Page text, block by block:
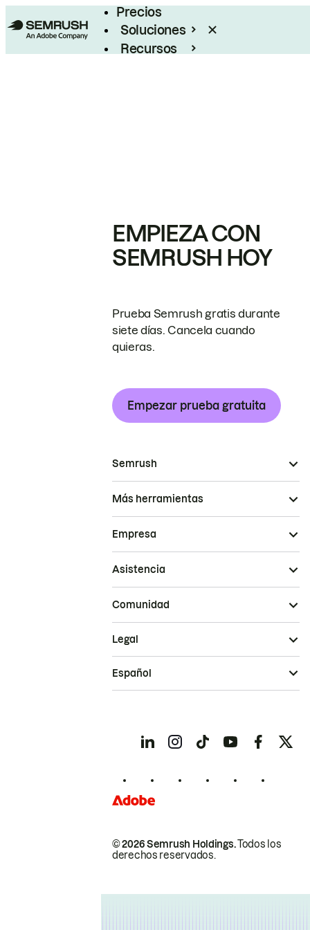
Precios
Soluciones
Recursos
EMPIEZA CON
SEMRUSH HOY
Prueba Semrush gratis durante
siete días. Cancela cuando
quieras.
Empezar prueba gratuita
Semrush
Más herramientas
Empresa
Asistencia
Comunidad
© 2026 Semrush Holdings.Todos los
derechos reservados.
Legal
Español